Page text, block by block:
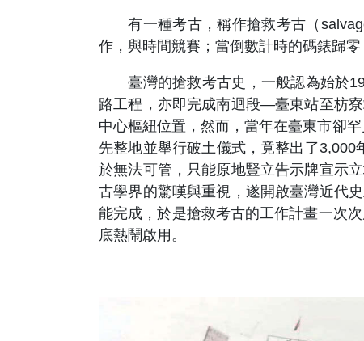
有一種考古，稱作搶救考古（
作，與時間競賽；當倒數計時的碼錶歸
臺灣的搶救考古史，一般認為始於
路工程，亦即完成南迴段—臺東站至枋
中心樞紐位置，然而，當年在臺東市卻
先整地並舉行破土儀式，竟整出了
於無法可管，只能原地豎立告示牌宣示
古學界的驚嘆與重視，遂開啟臺灣近代
能完成，於是搶救考古的工作計畫一次
底熱鬧啟用。